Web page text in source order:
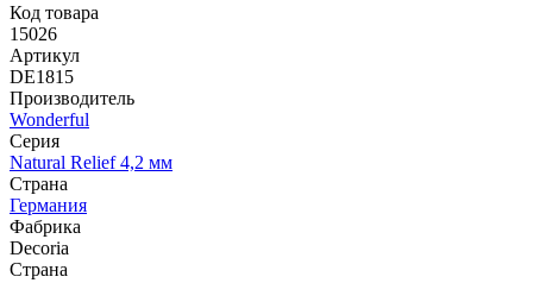
Код товара
15026
Артикул
DE1815
Производитель
Wonderful
Серия
Natural Relief 4,2 мм
Страна
Германия
Фабрика
Decoria
Страна